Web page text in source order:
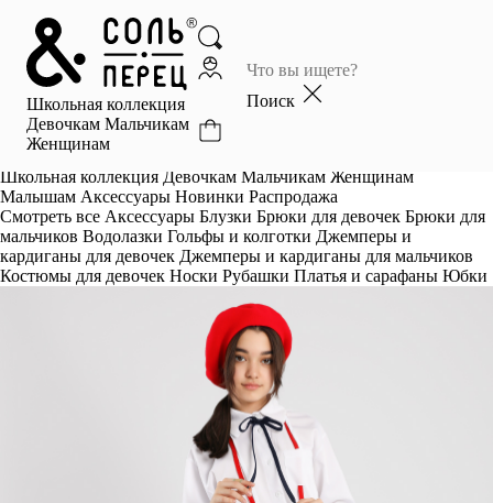
Школьная коллекция
Девочкам Мальчикам
Женщинам
Поиск
Главная
Каталог
Избранное
Школьная коллекция Девочкам Мальчикам Женщинам
Малышам Аксессуары Новинки Распродажа
Смотреть все Аксессуары Блузки Брюки для девочек Брюки для
мальчиков Водолазки Гольфы и колготки Джемперы и
кардиганы для девочек Джемперы и кардиганы для мальчиков
Костюмы для девочек Носки Рубашки Платья и сарафаны Юбки